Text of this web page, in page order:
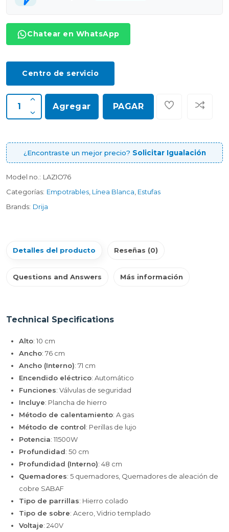
Chatear en WhatsApp
Centro de servicio
Agregar PAGAR
¿Encontraste un mejor precio? Solicitar Igualación
Model no.: LAZIO76
Categorías: Empotrables Línea Blanca Estufas
Brands: Drija
Detalles del producto Reseñas (0)
Questions and Answers Más información
Technical Specifications
Alto: 10 cm
Ancho: 76 cm
Ancho (Interno): 71 cm
Encendido eléctrico: Automático
Funciones: Válvulas de seguridad
Incluye: Plancha de hierro
Método de calentamiento: A gas
Método de control: Perillas de lujo
Potencia: 11500W
Profundidad: 50 cm
Profundidad (Interno): 48 cm
Quemadores: 5 quemadores, Quemadores de aleación de
cobre SABAF
Tipo de parrillas: Hierro colado
Tipo de sobre: Acero, Vidrio templado
Voltaje: 240V